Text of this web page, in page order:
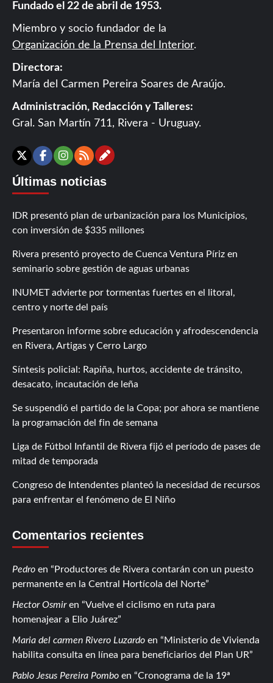
Fundado el 22 de abril de 1953.
Miembro y socio fundador de la
Organización de la Prensa del Interior.
Directora:
María del Carmen Pereira Soares de Araújo.
Administración, Redacción y Talleres:
Gral. San Martín 711, Rivera - Uruguay.
X Facebook
Instagram
RSSContáctanos
Últimas noticias
IDR presentó plan de urbanización para los Municipios,
con inversión de $335 millones
Rivera presentó proyecto de Cuenca Ventura Píriz en
seminario sobre gestión de aguas urbanas
INUMET advierte por tormentas fuertes en el litoral,
centro y norte del país
Presentaron informe sobre educación y afrodescendencia
en Rivera, Artigas y Cerro Largo
Síntesis policial: Rapiña, hurtos, accidente de tránsito,
desacato, incautación de leña
Se suspendió el partido de la Copa; por ahora se mantiene
la programación del fin de semana
Liga de Fútbol Infantil de Rivera fijó el período de pases de
mitad de temporada
Congreso de Intendentes planteó la necesidad de recursos
para enfrentar el fenómeno de El Niño
Comentarios recientes
Pedro en
Productores de Rivera contarán con un puesto
permanente en la Central Hortícola del Norte
Hector Osmiren
Vuelve el ciclismo en ruta para
homenajear a Elio Juárez
Maria del carmen Rivero Luzardo en
Ministerio de Vivienda
habilita consulta en línea para beneficiarios del Plan UR
Pablo Jesus Pereira Pombo en Cronograma de la 19ª